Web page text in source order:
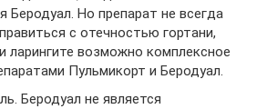
Беродуал. Но препарат не всегда
с отечностью гортани,
ларингите возможно комплексное
Пульмикорт и Беродуал.
Беродуал не является